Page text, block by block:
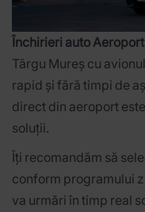
Închirieri auto
Târgu Mureș cu
rapid și fără timpi de
direct din aeroport
soluții.
Îți recomandăm să
conform programului
va urmări în timp real